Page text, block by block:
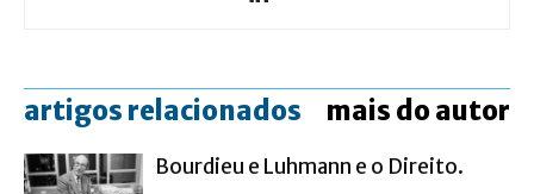
artigos relacionados mais do autor
Bourdieu e Luhmann e o Direito.